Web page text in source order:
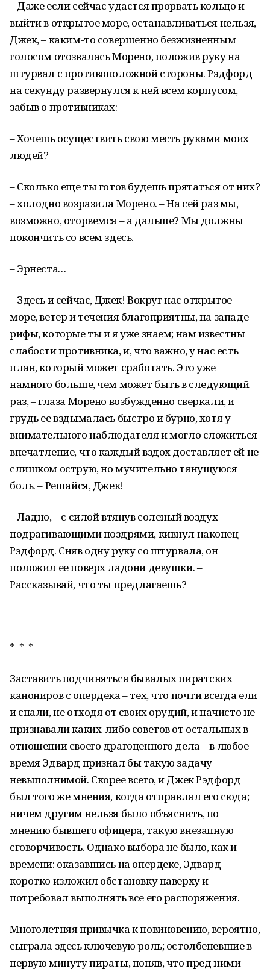
– Даже если сейчас удастся прорвать кольцо и
выйти в открытое море, останавливаться нельзя,
Джек, – каким-то совершенно безжизненным
голосом отозвалась Морено, положив руку на
штурвал с противоположной стороны. Рэдфорд
на секунду развернулся к ней всем корпусом,
забыв о противниках:
– Хочешь осуществить свою месть руками моих
людей?
– Сколько еще ты готов будешь прятаться от них?
– холодно возразила Морено. – На сей раз мы,
возможно, оторвемся – а дальше? Мы должны
покончить со всем здесь.
– Эрнеста…
– Здесь и сейчас, Джек! Вокруг нас открытое
море, ветер и течения благоприятны, на западе –
рифы, которые ты и я уже знаем; нам известны
слабости противника, и, что важно, у нас есть
план, который может сработать. Это уже
намного больше, чем может быть в следующий
раз, – глаза Морено возбужденно сверкали, и
грудь ее вздымалась быстро и бурно, хотя у
внимательного наблюдателя и могло сложиться
впечатление, что каждый вздох доставляет ей не
слишком острую, но мучительно тянущуюся
боль. – Решайся, Джек!
– Ладно, – с силой втянув соленый воздух
подрагивающими ноздрями, кивнул наконец
Рэдфорд. Сняв одну руку со штурвала, он
положил ее поверх ладони девушки. –
Рассказывай, что ты предлагаешь?
* * *
Заставить подчиняться бывалых пиратских
канониров с опердека – тех, что почти всегда ели
и спали, не отходя от своих орудий, и начисто не
признавали каких-либо советов от остальных в
отношении своего драгоценного дела – в любое
время Эдвард признал бы такую задачу
невыполнимой. Скорее всего, и Джек Рэдфорд
был того же мнения, когда отправлял его сюда;
ничем другим нельзя было объяснить, по
мнению бывшего офицера, такую внезапную
сговорчивость. Однако выбора не было, как и
времени: оказавшись на опердеке, Эдвард
коротко изложил обстановку наверху и
потребовал выполнять все его распоряжения.
Многолетняя привычка к повиновению, вероятно,
сыграла здесь ключевую роль; остолбеневшие в
первую минуту пираты, поняв, что пред ними